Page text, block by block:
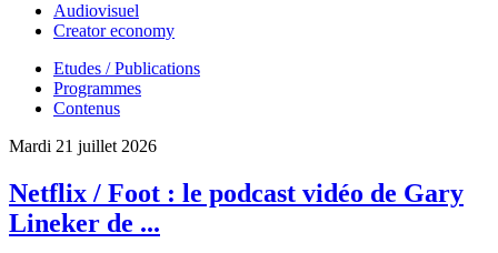
Audiovisuel
Creator economy
Etudes / Publications
Programmes
Contenus
Mardi 21 juillet 2026
Netflix / Foot : le podcast vidéo de Gary
Lineker de ...